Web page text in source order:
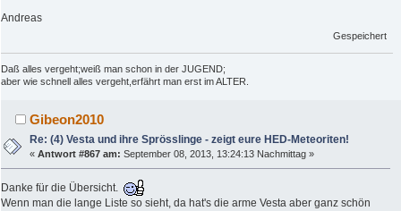
Andreas
Gespeichert
Daß alles vergeht;weiß man schon in der JUGEND;
aber wie schnell alles vergeht,erfährt man erst im ALTER.
Gibeon2010
Re: (4) Vesta und ihre Sprösslinge - zeigt eure HED-Meteoriten!
«Antwort #867 am: September 08, 2013, 13:24:13 Nachmittag »
Danke für die Übersicht.
Wenn man die lange Liste so sieht, da hat's die arme Vesta aber ganz schön